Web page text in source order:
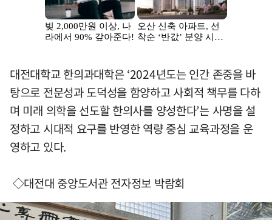
대전대학교 한의과대학은 ‘2024년도는 인간 존중을 바
탕으로 전문성과 도덕성을 함양하고 사회적 책무를 다하
며 미래 의학을 선도할 한의사를 양성한다’는 사명을 설
정하고 시대적 요구를 반영한 역량 중심 교육과정을 운
영하고 있다.
◇대전대 중앙도서관 전자정보 박람회